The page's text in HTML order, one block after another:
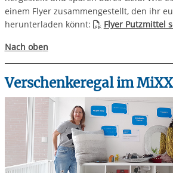
einem Flyer zusammengestellt, den ihr
herunterladen könnt:
Flyer Putzmittel
Nach oben
Verschenkeregal im MiXX